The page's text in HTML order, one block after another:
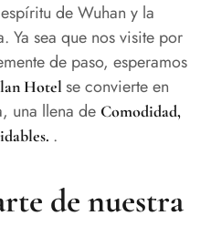
de Wuhan y la
Ya sea que nos visite por
de paso, esperamos
Hotel se convierte en
una llena de Comodidad,
.
de nuestra